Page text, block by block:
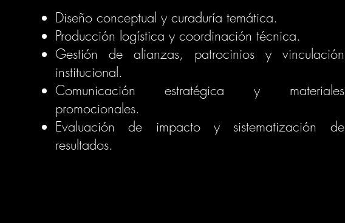
Diseño conceptual y curaduría temática.
Producción logística y coordinación técnica.
Gestión de alianzas, patrocinios y vinculación
institucional.
Comunicación estratégica y materiales
promocionales.
Evaluación de impacto y sistematización de
resultados.